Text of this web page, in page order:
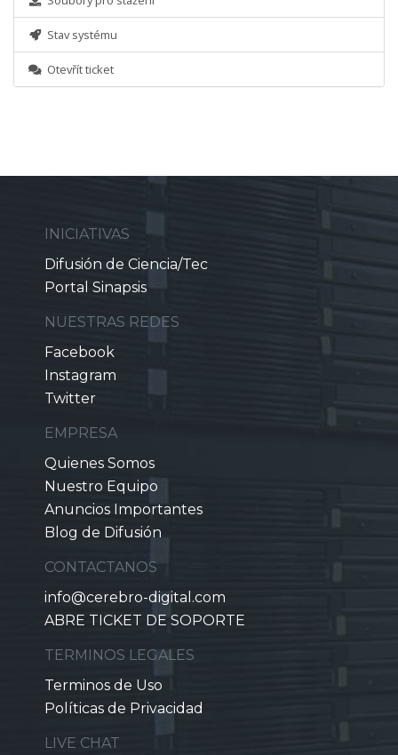
Stav systému
Otevřít ticket
INICIATIVAS
Difusión de Ciencia/Tec
Portal Sinapsis
NUESTRAS REDES
Facebook
Instagram
Twitter
EMPRESA
Quienes Somos
Nuestro Equipo
Anuncios Importantes
Blog de Difusión
CONTACTANOS
info@cerebro-digital.com
ABRE TICKET DE SOPORTE
TERMINOS LEGALES
Terminos de Uso
Políticas de Privacidad
LIVE CHAT